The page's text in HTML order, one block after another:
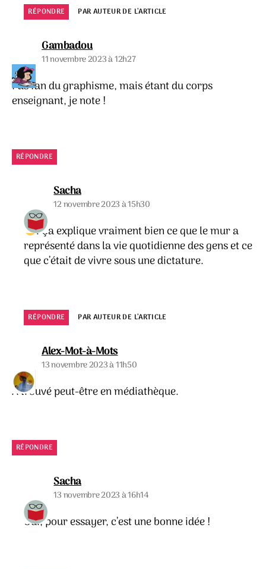
RÉPONDRE PAR AUTEUR DE L’ARTICLE
Gambadoudit :
11 novembre 2023 à 12h27
Pas fan du graphisme, mais étant du corps
enseignant, je note !
RÉPONDRE
Sachadit :
12 novembre 2023 à 15h30
. Ça explique vraiment bien ce que le mur a
représenté dans la vie quotidienne des gens et ce
que c’était de vivre sous une dictature.
RÉPONDRE PAR AUTEUR DE L’ARTICLE
Alex-Mot-à-Motsdit :
13 novembre 2023 à 11h50
A trouvé peut-être en médiathèque.
RÉPONDRE
Sachadit :
13 novembre 2023 à 16h14
Oui, pour essayer, c’est une bonne idée !